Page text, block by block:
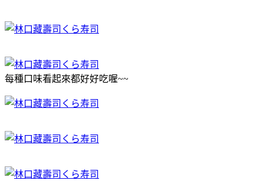
每種口味看起來都好好吃喔~~